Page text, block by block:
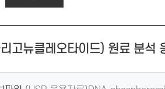
고뉴클레오타이드) 원료 분석